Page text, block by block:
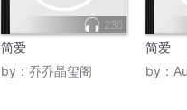
230
简爱
by： 乔乔晶玺阁
简爱
by：